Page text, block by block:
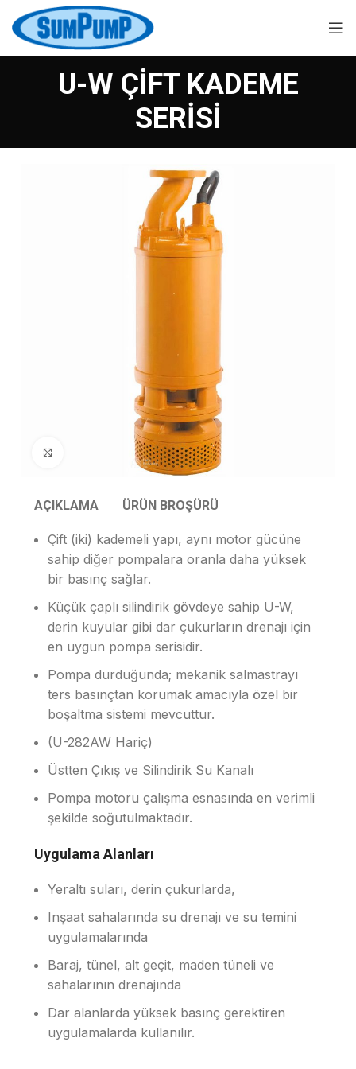
U-W ÇİFT KADEME
SERİSİ
AÇIKLAMA ÜRÜN BROŞÜRÜ
Çift (iki) kademeli yapı, aynı motor gücüne
sahip diğer pompalara oranla daha yüksek
bir basınç sağlar.
Küçük çaplı silindirik gövdeye sahip U-W,
derin kuyular gibi dar çukurların drenajı için
en uygun pompa serisidir.
Pompa durduğunda; mekanik salmastrayı
ters basınçtan korumak amacıyla özel bir
boşaltma sistemi mevcuttur.
(U-282AW Hariç)
Üstten Çıkış ve Silindirik Su Kanalı
Pompa motoru çalışma esnasında en verimli
şekilde soğutulmaktadır.
Uygulama Alanları
Yeraltı suları, derin çukurlarda,
Inşaat sahalarında su drenajı ve su temini
uygulamalarında
Baraj, tünel, alt geçit, maden tüneli ve
sahalarının drenajında
Dar alanlarda yüksek basınç gerektiren
uygulamalarda kullanılır.